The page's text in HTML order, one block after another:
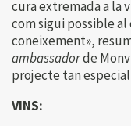
cura extremada a la
com sigui possible al
coneixement»,
ambassadorde
projecte tan
VINS: